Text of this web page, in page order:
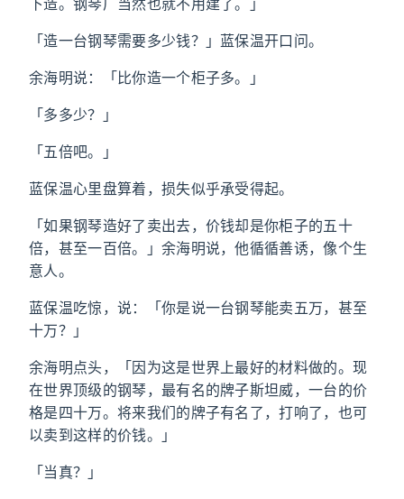
下造。钢琴厂当然也就不用建了。」
「造一台钢琴需要多少钱？」蓝保温开口问。
余海明说：「比你造一个柜子多。」
「多多少？」
「五倍吧。」
蓝保温心里盘算着，损失似乎承受得起。
「如果钢琴造好了卖出去，价钱却是你柜子的五十
倍，甚至一百倍。」余海明说，他循循善诱，像个生
意人。
蓝保温吃惊，说：「你是说一台钢琴能卖五万，甚至
十万？」
余海明点头，「因为这是世界上最好的材料做的。现
在世界顶级的钢琴，最有名的牌子斯坦威，一台的价
格是四十万。将来我们的牌子有名了，打响了，也可
以卖到这样的价钱。」
「当真？」